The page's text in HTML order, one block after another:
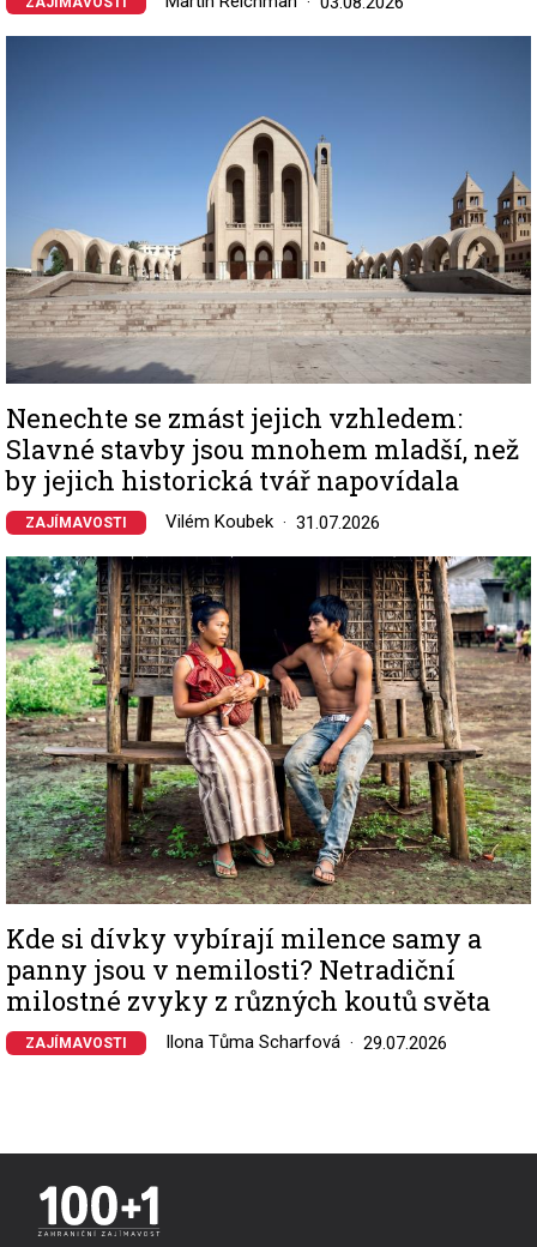
Nenechte se zmást jejich vzhledem:
Slavné stavby jsou mnohem mladší, než
by jejich historická tvář napovídala
ZAJÍMAVOSTI Vilém Koubek 31.07.2026
Image
Kde si dívky vybírají milence samy a
panny jsou v nemilosti? Netradiční
milostné zvyky z různých koutů světa
ZAJÍMAVOSTI Ilona Tůma Scharfová 29.07.2026